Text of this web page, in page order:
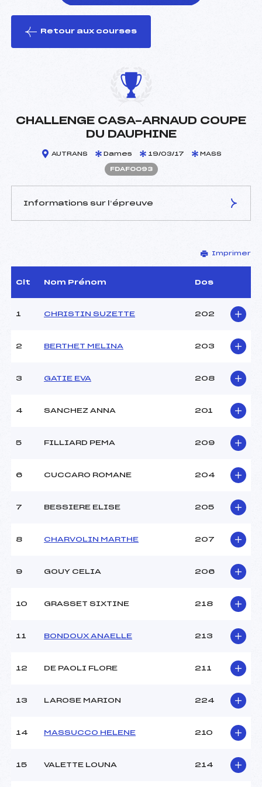
le ski
Retour aux courses
CHALLENGE CASA-ARNAUD COUPE
DU DAUPHINE
AUTRANS Dames 19/03/17 MASS
FDAF0093
Informations sur l’épreuve
LECOCQ ALAIN (DA)
D.T Adjoint :
–
Dir. Epreuve :
HELDENBERGH NICOLAS
Site de Replis
Point Haut :
Style :
L
Imprimer
Clt Nom Prénom Dos
1 CHRISTIN SUZETTE 202
2 BERTHET MELINA 203
3 GATIE EVA 208
4 SANCHEZ ANNA 201
5 FILLIARD PEMA 209
6 CUCCARO ROMANE 204
7 BESSIERE ELISE 205
8 CHARVOLIN MARTHE 207
9 GOUY CELIA 206
10 GRASSET SIXTINE 218
11 BONDOUX ANAELLE 213
12 DE PAOLI FLORE 211
13 LAROSE MARION 224
14 MASSUCCO HELENE 210
15 VALETTE LOUNA 214